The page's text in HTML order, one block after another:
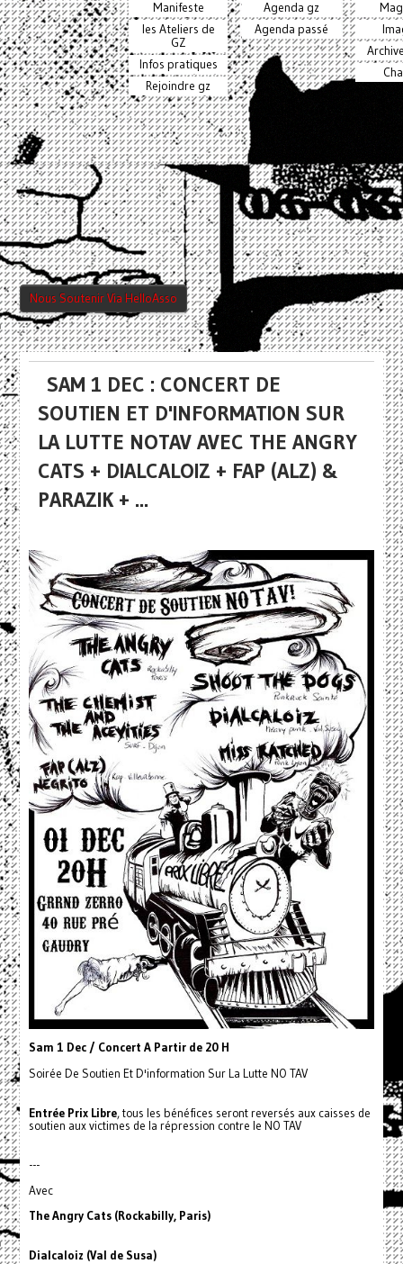
Manifeste
les Ateliers de
GZ
Infos pratiques
Rejoindre gz
Agenda gz
Agenda passé
Nous Soutenir Via HelloAsso
SAM 1 DEC : CONCERT DE
SOUTIEN ET D'INFORMATION SUR
LA LUTTE NOTAV AVEC THE ANGRY
CATS + DIALCALOIZ + FAP (ALZ) &
PARAZIK + ...
Sam 1 Dec / Concert A Partir de 20 H
Soirée De Soutien Et D'information Sur La Lutte NO TAV
Entrée Prix Libre, tous les bénéfices seront reversés aux caisses de
soutien aux victimes de la répression contre le NO TAV
---
Avec
The Angry Cats (Rockabilly, Paris)
Dialcaloiz (Val de Susa)